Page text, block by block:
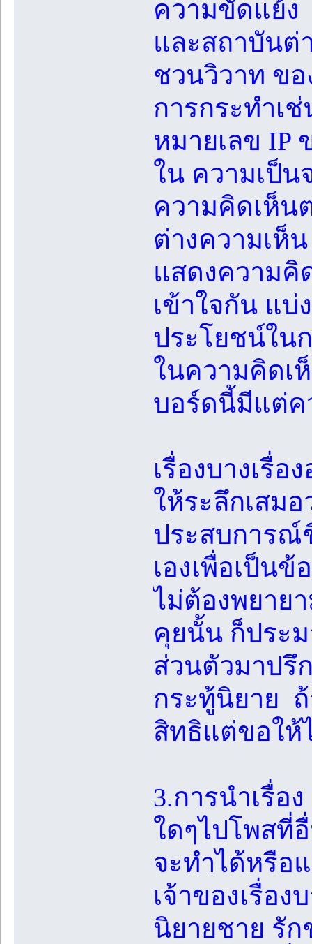
ความขัดแย้ง
และสถาบันต่
ชวนวิวาท ข
การกระทำเ
หมายเลข IP
ใน ความเป็น
ความคิดเห็น
ต่างความเห็
แสดงความคิ
เข้าใจกัน แ
ประโยชน์ใน
ในความคิดเ
บอร์ดนี้มีแต่
เรื่องบางเรื่อ
ให้ระลึกเสม
ประสบการณ์
เองเพื่อเป็น
ไม่ต้องพยาย
คุยนั้น ก็ประ
ส่วนตัวมาปรึ
กระทู้นิยาย
สิทธิแต่ขอให้
3.การนำเรื่อ
ใดๆไปโพสที่
จะทำได้หรือ
เจ้าของเรื่อ
นิยายชาย รั